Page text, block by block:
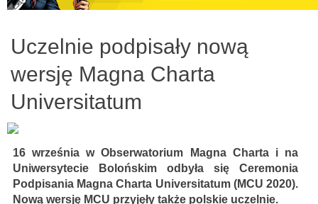
Uczelnie podpisały nową
wersję Magna Charta
Universitatum
16 września w Obserwatorium Magna Charta i na
Uniwersytecie Bolońskim odbyła się Ceremonia
Podpisania Magna Charta Universitatum (MCU 2020).
Nową wersję MCU przyjęły także polskie uczelnie.